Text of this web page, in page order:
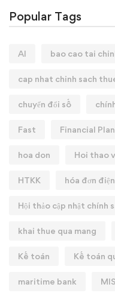
Popular Tags
AI bao cao tai
cap nhat chinh sach
chuyển đổi số
Fast Financial
hoa don Hoi thao
HTKK hóa đơn
Hội thảo cập nhật chính
khai thue qua mang
Kế toán Kế toán
maritime bank